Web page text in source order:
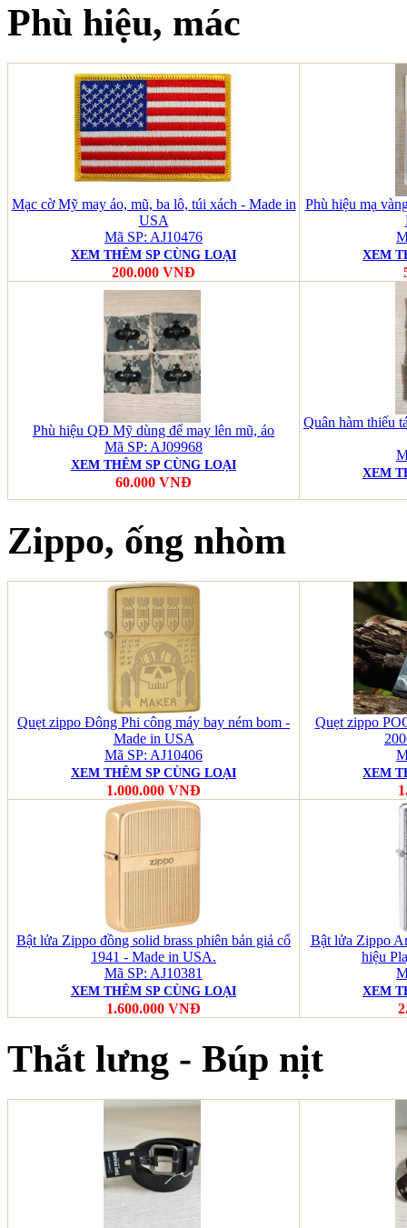
Phù hiệu, mác
Mạc cờ Mỹ may áo, mũ, ba lô, túi xách - Made in
USA
Mã SP: AJ10476
XEM THÊM SP CÙNG LOẠI
200.000 VNĐ
Phù hiệu mạ
XEM
Phù hiệu QĐ Mỹ dùng để may lên mũ, áo
Mã SP: AJ09968
XEM THÊM SP CÙNG LOẠI
60.000 VNĐ
Quân hàm thiếu
XEM
Zippo, ống nhòm
Quẹt zippo Đông Phi công máy bay ném bom -
Made in USA
Mã SP: AJ10406
XEM THÊM SP CÙNG LOẠI
1.000.000 VNĐ
Quẹt zippo
XEM
Bật lửa Zippo đồng solid brass phiên bản giả cổ
1941 - Made in USA.
Mã SP: AJ10381
XEM THÊM SP CÙNG LOẠI
1.600.000 VNĐ
Bật lửa Zippo
hiệu
XEM
Thắt lưng - Búp nịt